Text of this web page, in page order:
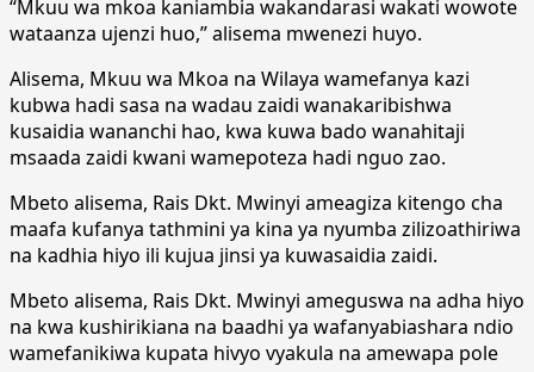
“Mkuu wa mkoa kaniambia wakandarasi wakati wowote
wataanza ujenzi huo,” alisema mwenezi huyo.
Alisema, Mkuu wa Mkoa na Wilaya wamefanya kazi
kubwa hadi sasa na wadau zaidi wanakaribishwa
kusaidia wananchi hao, kwa kuwa bado wanahitaji
msaada zaidi kwani wamepoteza hadi nguo zao.
Mbeto alisema, Rais Dkt. Mwinyi ameagiza kitengo cha
maafa kufanya tathmini ya kina ya nyumba zilizoathiriwa
na kadhia hiyo ili kujua jinsi ya kuwasaidia zaidi.
Mbeto alisema, Rais Dkt. Mwinyi ameguswa na adha hiyo
na kwa kushirikiana na baadhi ya wafanyabiashara ndio
wamefanikiwa kupata hivyo vyakula na amewapa pole